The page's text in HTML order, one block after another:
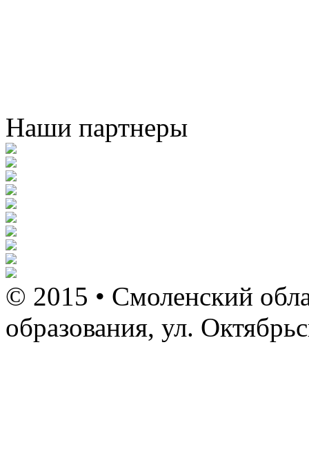
Наши партнеры
© 2015 • Смоленский
образования, ул.